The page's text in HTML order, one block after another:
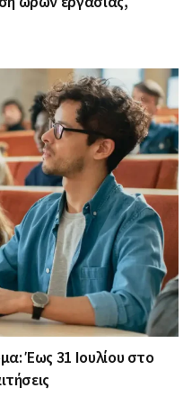
Έως 31 Ιουλίου στο